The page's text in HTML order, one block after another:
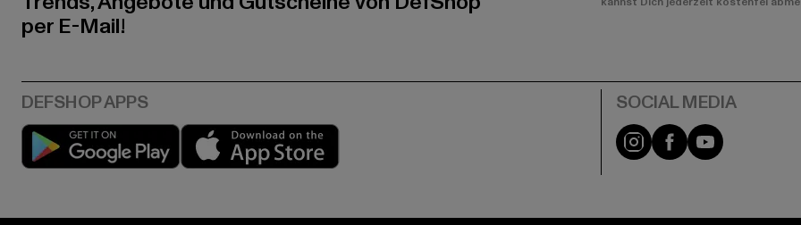
per E-Mail!
Play market Instagram
FacebookYouTube